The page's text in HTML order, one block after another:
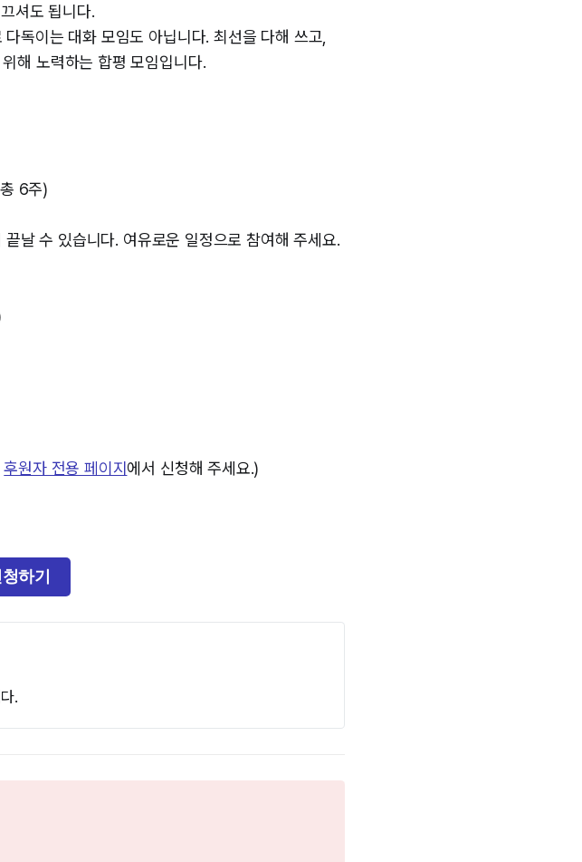
셔도 됩니다.
독이는 대화 모임도 아닙니다. 최선을 다해 쓰고,
해 노력하는 합평 모임입니다.
6주)
날 수 있습니다. 여유로운 일정으로 참여해 주세요.
후원자 전용 페이지에서 신청해 주세요.)
하기
.